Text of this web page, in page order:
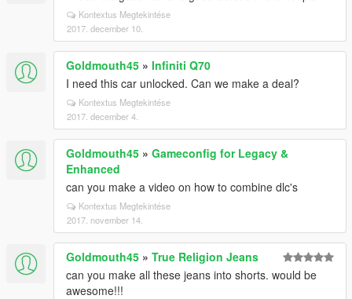
Kontextus Megtekintése
2017. december 10.
Goldmouth45 » Infiniti Q70
I need this car unlocked. Can we make a deal?
Kontextus Megtekintése
2017. december 4.
Goldmouth45 » Gameconfig for Legacy &
Enhanced
can you make a video on how to combine dlc's
Kontextus Megtekintése
2017. november 14.
Goldmouth45 » True Religion Jeans
can you make all these jeans into shorts. would be
awesome!!!